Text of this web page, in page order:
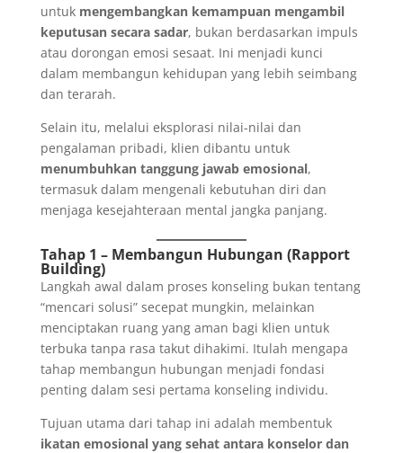
untuk mengembangkan kemampuan mengambil
keputusan secara sadar, bukan berdasarkan impuls
atau dorongan emosi sesaat. Ini menjadi kunci
dalam membangun kehidupan yang lebih seimbang
dan terarah.
Selain itu, melalui eksplorasi nilai-nilai dan
pengalaman pribadi, klien dibantu untuk
menumbuhkan tanggung jawab emosional,
termasuk dalam mengenali kebutuhan diri dan
menjaga kesejahteraan mental jangka panjang.
Tahap 1 – Membangun Hubungan (Rapport
Building)
Langkah awal dalam proses konseling bukan tentang
“mencari solusi” secepat mungkin, melainkan
menciptakan ruang yang aman bagi klien untuk
terbuka tanpa rasa takut dihakimi. Itulah mengapa
tahap membangun hubungan menjadi fondasi
penting dalam sesi pertama konseling individu.
Tujuan utama dari tahap ini adalah membentuk
ikatan emosional yang sehat antara konselor dan